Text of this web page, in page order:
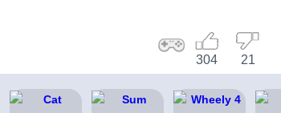
21
304